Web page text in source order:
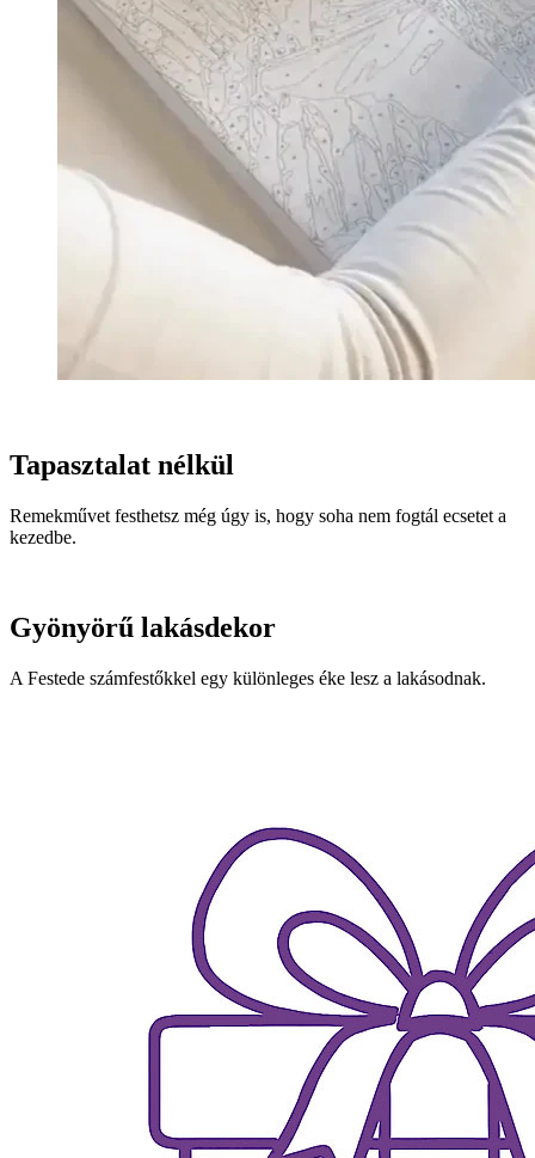
Tapasztalat nélkül
Remekművet festhetsz még úgy is, hogy soha nem fogtál ecsetet a
kezedbe.
Gyönyörű lakásdekor
A Festede számfestőkkel egy különleges éke lesz a lakásodnak.